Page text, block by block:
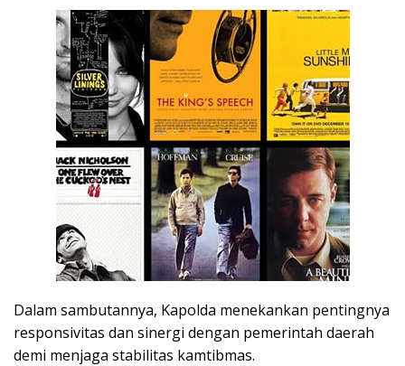
Dalam sambutannya, Kapolda menekankan pentingnya
responsivitas dan sinergi dengan pemerintah daerah
demi menjaga stabilitas kamtibmas.